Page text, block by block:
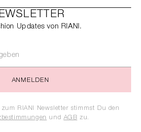
Updates von RIANI.
ANMELDEN
RIANI Newsletter stimmst Du den
und AGB zu.